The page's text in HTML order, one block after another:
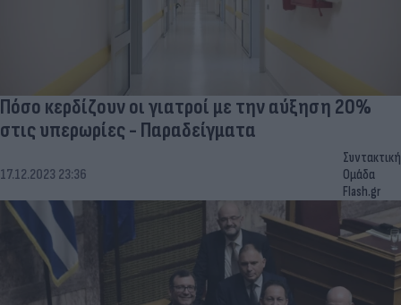
Πόσο κερδίζουν οι γιατροί με την αύξηση 20%
στις υπερωρίες - Παραδείγματα
17.12.2023 23:36
Συντακτική
Ομάδα
Flash.gr